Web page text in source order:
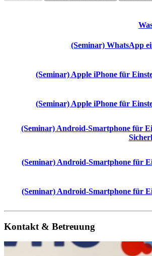
(Seminar) WhatsApp
(Seminar) Apple iPhone für
(Seminar) Apple iPhone für
(Seminar) Android-Smartphone für
(Seminar) Android-Smartphone für
(Seminar) Android-Smartphone für
Kontakt & Betreuung